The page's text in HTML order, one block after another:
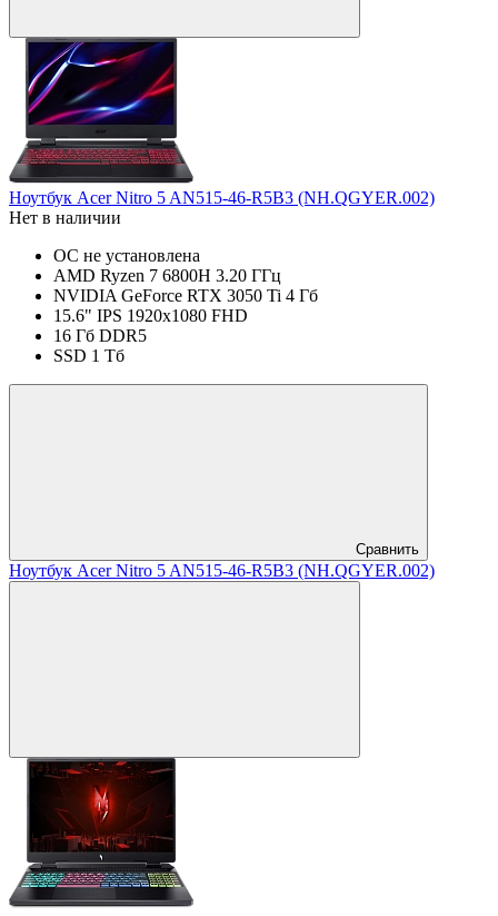
Ноутбук Acer Nitro 5 AN515-46-R5B3 (NH.QGYER.002)
Нет в наличии
ОС не установлена
AMD Ryzen 7 6800H 3.20 ГГц
NVIDIA GeForce RTX 3050 Ti 4 Гб
15.6" IPS 1920x1080 FHD
16 Гб DDR5
SSD 1 Тб
Сравнить
Ноутбук Acer Nitro 5 AN515-46-R5B3 (NH.QGYER.002)